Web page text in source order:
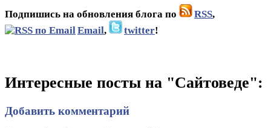
Подпишись на обновления блога по RSS,
Email, twitter!
Интересные посты на "Сайтоведе":
Добавить комментарий